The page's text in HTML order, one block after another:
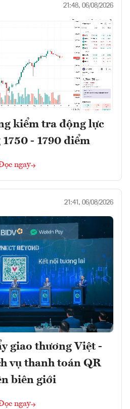
21:48, 06/08/2026
kiểm tra động lực
- 1790 điểm
ngay
21:41, 06/08/2026
giao thương Việt -
vụ thanh toán QR
biên giới
ngay